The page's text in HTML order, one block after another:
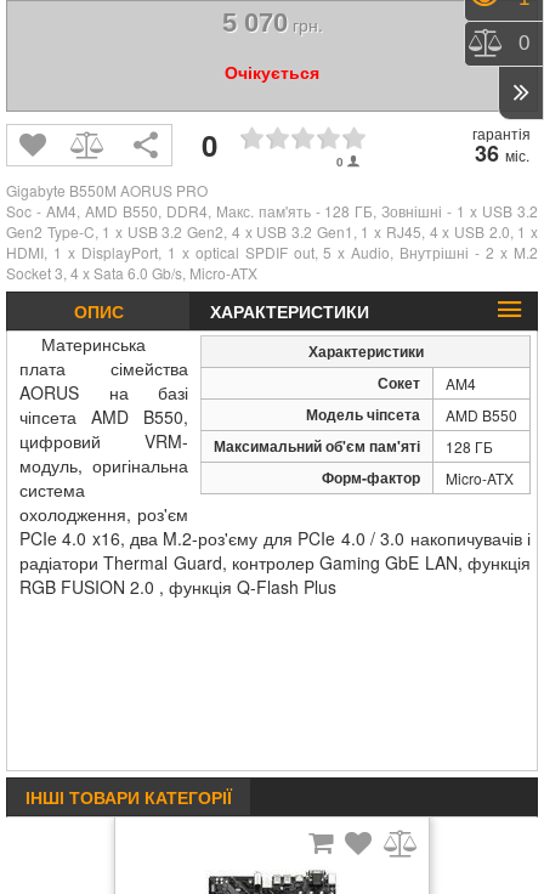
5 070грн.
Очікується
0 0
гарантія
36 міс.
Gigabyte B550M AORUS PRO
Soc - AM4, AMD B550, DDR4, Макс. пам'ять - 128 ГБ, Зовнішні - 1 x USB 3.2
Gen2 Type-C, 1 x USB 3.2 Gen2, 4 x USB 3.2 Gen1, 1 x RJ45, 4 x USB 2.0, 1 x
HDMI, 1 x DisplayPort, 1 x optical SPDIF out, 5 x Audio, Внутрішні - 2 x M.2
Socket 3, 4 x Sata 6.0 Gb/s, Micro-ATX
ОПИС ХАРАКТЕРИСТИКИ
Характеристики
Сокет
AM4
Модель чіпсета AMD B550
Максимальний об'єм пам'яті 128 ГБ
Форм-фактор Micro-ATX
Материнська
плата сімейства
AORUS на базі
чіпсета AMD B550,
цифровий VRM-
модуль, оригінальна
система
охолодження, роз'єм
PCIe 4.0 x16, два M.2-роз'єму для PCIe 4.0 / 3.0 накопичувачів і
радіатори Thermal Guard, контролер Gaming GbE LAN, функція
RGB FUSION 2.0 , функція Q-Flash Plus
ІНШІ ТОВАРИ КАТЕГОРІЇ
0